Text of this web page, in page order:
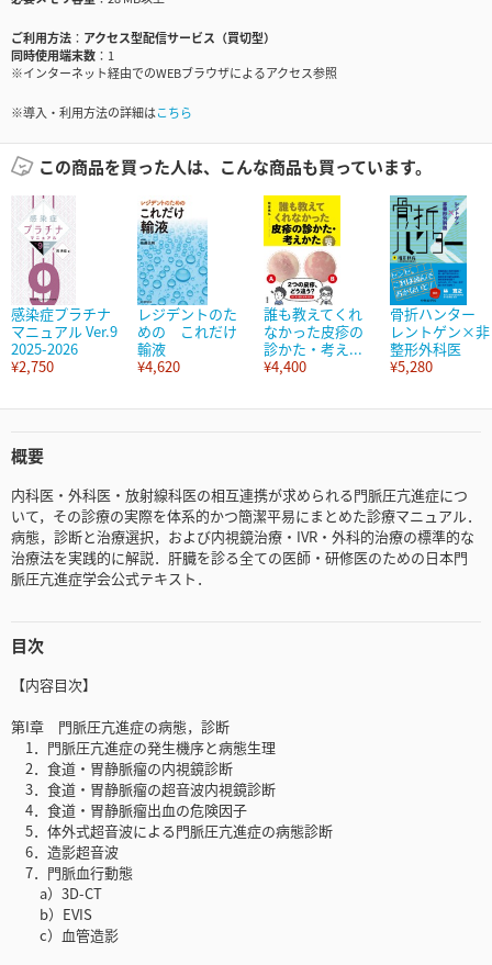
ご利用方法
アクセス型配信サービス（買切型）
同時使用端末数
1
※インターネット経由でのWEBブラウザによるアクセス参照
※導入・利用方法の詳細はこちら
この商品を買った人は、こんな商品も買っています。
感染症プラチナ
マニュアル Ver.9
2025-2026
¥2,750
レジデントのた
めの これだけ
輸液
¥4,620
誰も教えてくれ
なかった皮疹の
診かた・考え...
¥4,400
骨折ハンター
レントゲン×非
整形外科医
¥5,280
概要
内科医・外科医・放射線科医の相互連携が求められる門脈圧亢進症につ
いて，その診療の実際を体系的かつ簡潔平易にまとめた診療マニュアル．
病態，診断と治療選択，および内視鏡治療・IVR・外科的治療の標準的な
治療法を実践的に解説．肝臓を診る全ての医師・研修医のための日本門
脈圧亢進症学会公式テキスト．
目次
【内容目次】
第I章 門脈圧亢進症の病態，診断
1．門脈圧亢進症の発生機序と病態生理
2．食道・胃静脈瘤の内視鏡診断
3．食道・胃静脈瘤の超音波内視鏡診断
4．食道・胃静脈瘤出血の危険因子
5．体外式超音波による門脈圧亢進症の病態診断
6．造影超音波
7．門脈血行動態
a）3D-CT
b）EVIS
c）血管造影